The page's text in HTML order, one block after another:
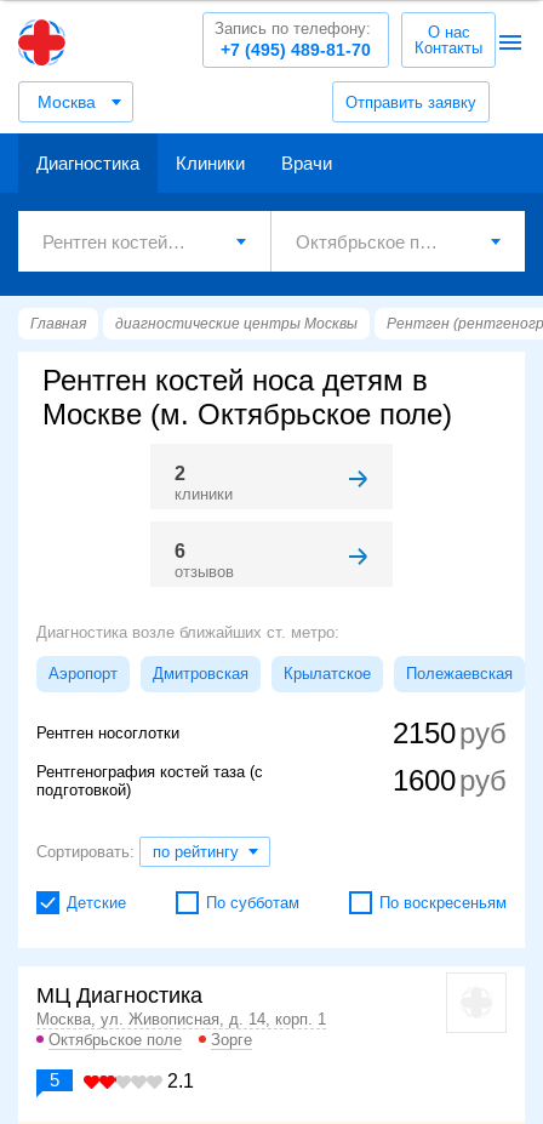
Москва Отправить заявку
+7 (495) 489-81-70
Запись по телефону:
О нас
Контакты
Диагностика Клиники Врачи
Главная диагностические центры Москвы Рентген
Рентген костей носа детям в
Москве (м. Октябрьское поле)
2
клиники
6
отзывов
Диагностика возле ближайших ст. метро:
Аэропорт Дмитровская Крылатское Полежаевская
Рентген носоглотки 2150
Рентгенография костей таза (с
подготовкой)
1600
Сортировать: по рейтингу
Детские По субботам По воскресеньям
МЦ Диагностика
Москва, ул. Живописная, д. 14, корп. 1
Октябрьское поле
Зорге
5 2.1